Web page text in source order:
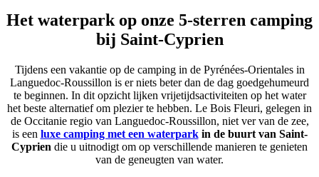
Het waterpark op onze 5-sterren camping
bij Saint-Cyprien
Tijdens een vakantie op de camping in de Pyrénées-Orientales in
Languedoc-Roussillon is er niets beter dan de dag goedgehumeurd
te beginnen. In dit opzicht lijken vrijetijdsactiviteiten op het water
het beste alternatief om plezier te hebben. Le Bois Fleuri, gelegen in
de Occitanie regio van Languedoc-Roussillon, niet ver van de zee,
is een luxe camping met een waterparkin de buurt van Saint-
Cyprien die u uitnodigt om op verschillende manieren te genieten
van de geneugten van water.